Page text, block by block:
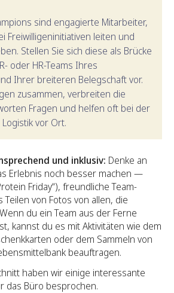
sind engagierte Mitarbeiter,
Freiwilligeninitiativen leiten und
Stellen Sie sich diese als Brücke
oder HR-Teams Ihres
Ihrer breiteren Belegschaft vor.
zusammen, verbreiten die
Fragen und helfen oft bei der
vor Ort.
und inklusiv: Denke an
Erlebnis noch besser machen —
Friday“), freundliche Team-
Teilen von Fotos von allen, die
du ein Team aus der Ferne
kannst du es mit Aktivitäten wie dem
oder dem Sammeln von
beauftragen.
haben wir einige interessante
das Büro besprochen.